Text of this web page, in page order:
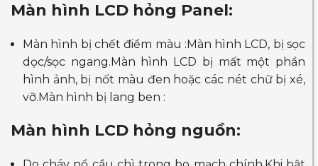
Màn hình LCD hỏng Panel:
Màn hình bị chết điểm màu :Màn hình LCD, bị sọc
dọc/sọc ngang.Màn hình LCD bị mất một phần
hình ảnh, bị nốt màu đen hoặc các nét chữ bị xé,
vỡ.Màn hình bị lang ben :
Màn hình LCD hỏng nguồn: